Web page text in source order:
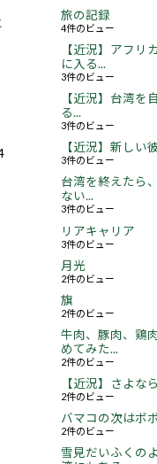
旅の記録
4件のビュー
【近況】アフリ
に入る...
3件のビュー
【近況】台湾を
る...
3件のビュー
【近況】新しい
3件のビュー
台湾を終えたら
ない...
3件のビュー
リアキャリア
3件のビュー
月光
2件のビュー
旗
2件のビュー
牛肉、豚肉、鶏
めてみた...
2件のビュー
【近況】さよな
2件のビュー
バマコの次はボ
2件のビュー
雪見だいふくの